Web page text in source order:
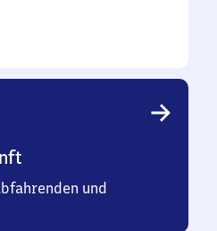
und